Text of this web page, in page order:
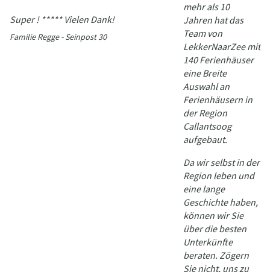
Super ! ***** Vielen Dank!
Familie Regge - Seinpost 30
mehr als 10
Jahren hat das
Team von
LekkerNaarZee mit
140 Ferienhäuser
eine Breite
Auswahl an
Ferienhäusern in
der Region
Callantsoog
aufgebaut.
Da wir selbst in der
Region leben und
eine lange
Geschichte haben,
können wir Sie
über die besten
Unterkünfte
beraten. Zögern
Sie nicht, uns zu